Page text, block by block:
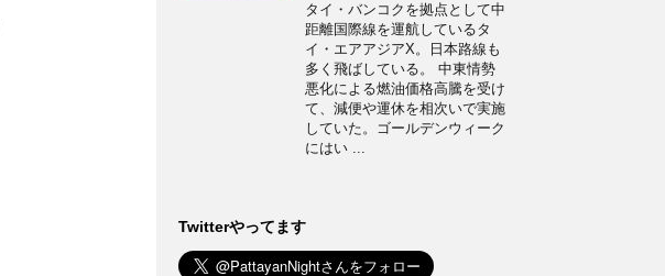
タイ・バンコクを拠点として中
距離国際線を運航しているタ
イ・エアアジアX。日本路線も
多く飛ばしている。 中東情勢
悪化による燃油価格高騰を受け
て、減便や運休を相次いで実施
していた。ゴールデンウィーク
にはい ...
Twitterやってます